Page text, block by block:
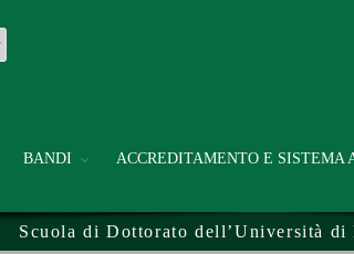
BANDI ACCREDITAMENTO E SISTEMA
Scuola di Dottorato dell’Università di